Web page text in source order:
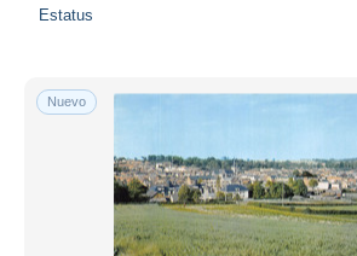
Estatus
Nuevo